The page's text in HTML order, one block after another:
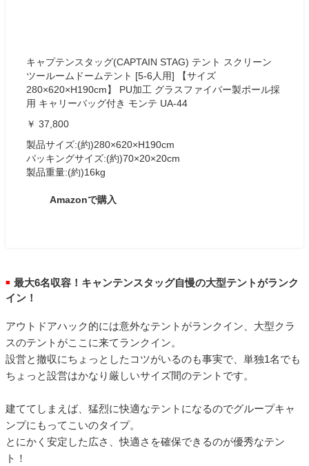
キャプテンスタッグ(CAPTAIN STAG) テント スクリーン
ツールームドームテント [5-6人用] 【サイズ
280×620×H190cm】 PU加工 グラスファイバー製ポール採
用 キャリーバッグ付き モンテ UA-44
￥ 37,800
製品サイズ:(約)280×620×H190cm
パッキングサイズ:(約)70×20×20cm
製品重量:(約)16kg
Amazonで購入
■ 最大6名収容！キャンテンスタッグ自慢の大型テントがランク
イン！
アウトドアハック的には意外なテントがランクイン、大型クラ
スのテントがここに来てランクイン。
設営と撤収にちょっとしたコツがいるのも事実で、単独1名でも
ちょっと設営はかなり厳しいサイズ間のテントです。
建ててしまえば、猛烈に快適なテントになるのでグループキャ
ンプにもってこいのタイプ。
とにかく安定した広さ、快適さを確保できるのが優秀なテン
ト！